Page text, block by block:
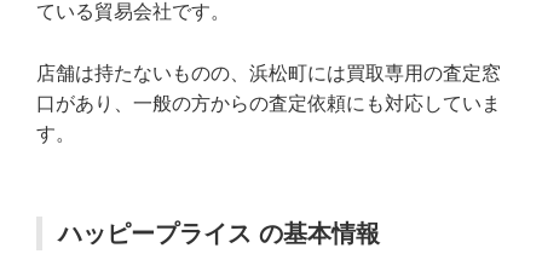
ている貿易会社です。
店舗は持たないものの、浜松町には買取専用の査定窓
口があり、一般の方からの査定依頼にも対応していま
す。
ハッピープライス の基本情報